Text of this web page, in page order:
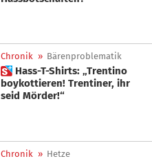
Chronik » Bärenproblematik
 Hass-T-Shirts: „Trentino
boykottieren! Trentiner, ihr
seid Mörder!“
Chronik » Hetze